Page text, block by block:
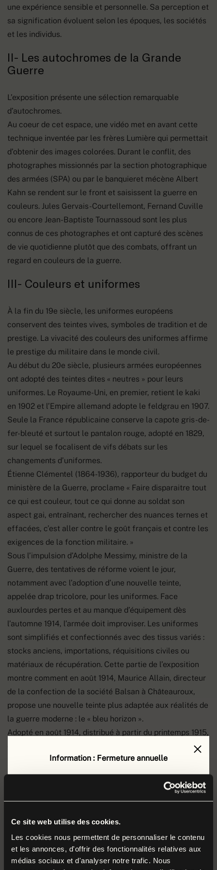
Ce site web utilise des cookies.
Les cookies nous permettent de personnaliser le contenu
et les annonces, d'offrir des fonctionnalités relatives aux
médias sociaux et d'analyser notre trafic. Nous
Information : Fermeture annuelle
Le musée de la Grande Guerre est fermé au public
lundi 17 août au vendredi 4 septembre 2026
Durant cette période, nos équipes préparent la
rentrée et poursuivent leurs missions autour des
collections et du musée.
une expérience sensible et personnelle. Sa perception et
sa signification évoluent selon les époques, les sociétés
et les individus.
II- Les autochromes de la Grande
Guerre
L’exposition présente une sélection remarquable
d’autochromes.
Au coeur de cet espace, une vidéo met en avant cette
technique inventée par les frères Lumière qui permettait
d’obtenir des images colorées. Durant le conflit, des
photographes missionnés par la section photographique
des armées (SPA) ou par le banquieret mécène Albert
Kahn se rendent sur le front et saisissent la guerre en
couleurs. Jules Gervais-Courtellemont, Fernand Cuville
ou encore Jean-Baptiste Tournassoud sont les plus
connus de ces photographes et ont capturé des scènes
de vie quotidienne plutôt que des combats, offrant un
regard en couleurs de la guerre.
III- Couleurs et uniformes
À la fin du 19e siècle, les uniformes européens
conservent des teintes vives, symboles de tradition et de
prestige. La vivacité des couleurs des uniformes affirme
le prestige du militaire dans le monde civil.
Au début du 20e siècle, plusieurs armées européennes
ont adopté des teintes dites « neutres » pour leurs
uniformes. Le Royaume-Uni, en premier, retient le kaki
en 1902 et l’Empire allemand adopte le feldgrau en 1907.
Seule la France républicaine conserve la capote gris-de-
fer-bleuté et surtout le pantalon rouge, adopté en 1829,
sur lequel se focalisent de vifs débats sur les
changements d’uniformes.
Étienne Clémentel (1864-1936), rapporteur du budget du
ministère de la Guerre, proclame « Faire disparaitre tout
ce qui est couleur, tout ce qui donne au soldat son
aspect gai, entraînant, rechercher des nuances ternes et
effacées, c’est aller contre le goût français et contre les
exigences de la fonction militaire. »
Sous l’impulsion d’Adolphe Messimy, ministre de la
Guerre, des tentatives de réforme voient le jour,
notamment avec l’adoption d’une nouvelle teinte,
appelée drap tricolore, pour les uniformes. Face
auxlourdes pertes et au manque d’équipement dès
l’automne 1914, l’armée doit improviser. Les uniformes
sont simplifiés et confectionnés avec des tissus variés :
stocks anciens, importations, réquisitions civiles ou
matériaux de récupération. Cette partie de l’exposition
montre comment en août 1914, Maurice Allain, directeur
de la confection de la société Balsan à Châteauroux,
propose une nouvelle teinte plus adaptée aux réalités de
la guerre moderne : le « bleu horizon ».
Adopté en août 1914, distribué à partir du printemps 1915,
et porté seulement jusqu’en 1921, le bleu horizon devient
l’emblème du Poilu de la Grande Guerre. L’exposition
aborde également la teinte dite « moutarde ». Les
zouaves et les tirailleurs délaissent progressivement
leurs uniformes traditionnels, trop voyants, au profit d’un
combats de tranchées et aux nouvelles conditions du
champ de bataille.
Cette partie de l’exposition est également dédiée au